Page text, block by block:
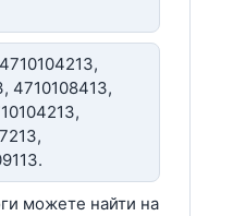
4710108413,
можете найти на